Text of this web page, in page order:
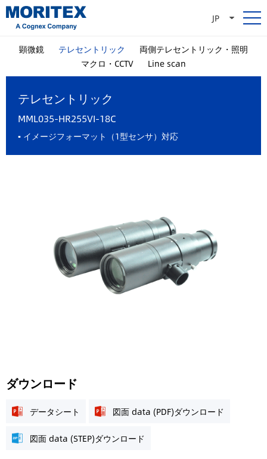
JP
顕微鏡 テレセントリック
両側テレセントリック・照明
マクロ・CCTV
Line scan
テレセントリック
MML035-HR255VI-18C
▪ イメージフォーマット（1型センサ）対応
ダウンロード
データシート 図面 data (PDF)ダウンロード
図面 data (STEP)ダウンロード